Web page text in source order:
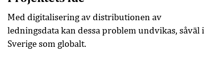
Med digitalisering av distributionen av
ledningsdata kan dessa problem undvikas, såväl i
Sverige som globalt.